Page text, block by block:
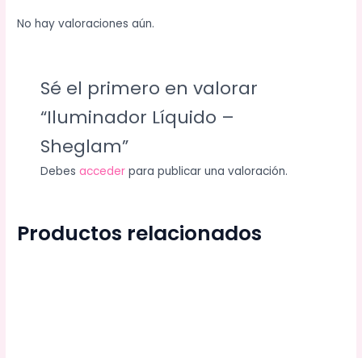
No hay valoraciones aún.
Sé el primero en valorar
“Iluminador Líquido –
Sheglam”
Debesacceder para publicar una valoración.
Productos relacionados